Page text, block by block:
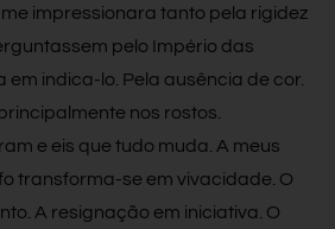
impressionara tanto pela rigidez
pelo Império das
em indica-lo. Pela ausência de cor.
nos rostos.
e eis que tudo muda. A meus
transforma-se em vivacidade. O
A resignação em iniciativa. O